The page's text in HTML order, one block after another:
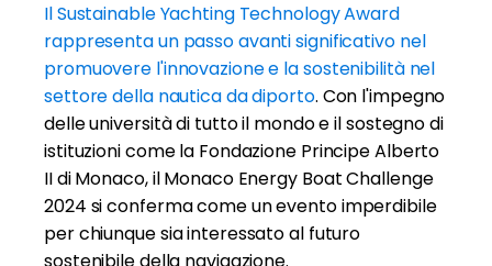
Il Sustainable Yachting Technology Award
rappresenta un passo avanti significativo nel
promuovere l'innovazione e la sostenibilità nel
settore della nautica da diporto. Con l'impegno
delle università di tutto il mondo e il sostegno di
istituzioni come la Fondazione Principe Alberto
II di Monaco, il Monaco Energy Boat Challenge
2024 si conferma come un evento imperdibile
per chiunque sia interessato al futuro